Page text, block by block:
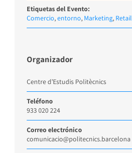
Etiquetas del Evento:
Comercio, entorno, Marketing, Retail
Organizador
Centre d’Estudis Politècnics
Teléfono
933 020 224
Correo electrónico
comunicacio@politecnics.barcelona